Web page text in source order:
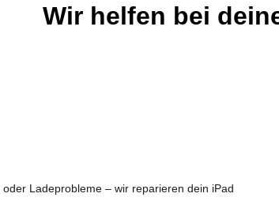
Wir helfen bei
Ladeprobleme – wir reparieren dein iPad